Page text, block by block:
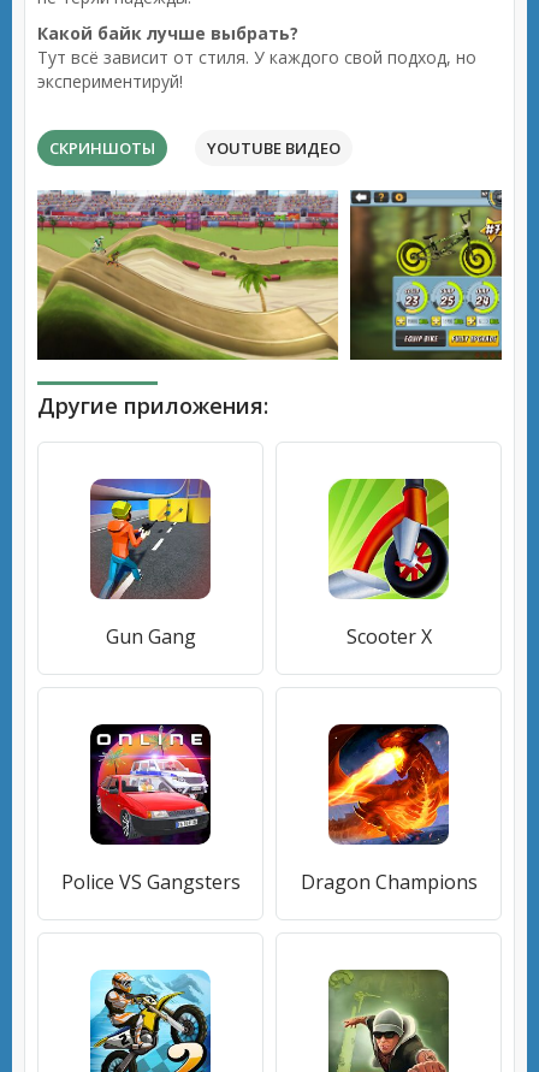
Какой байк лучше выбрать?
Тут всё зависит от стиля. У каждого свой подход, но
экспериментируй!
СКРИНШОТЫ YOUTUBE ВИДЕО
Другие приложения:
Gun Gang Scooter X
Police VS Gangsters Dragon Champions